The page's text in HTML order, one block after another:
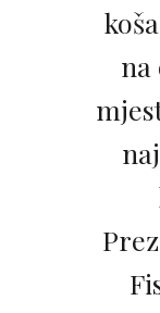
na